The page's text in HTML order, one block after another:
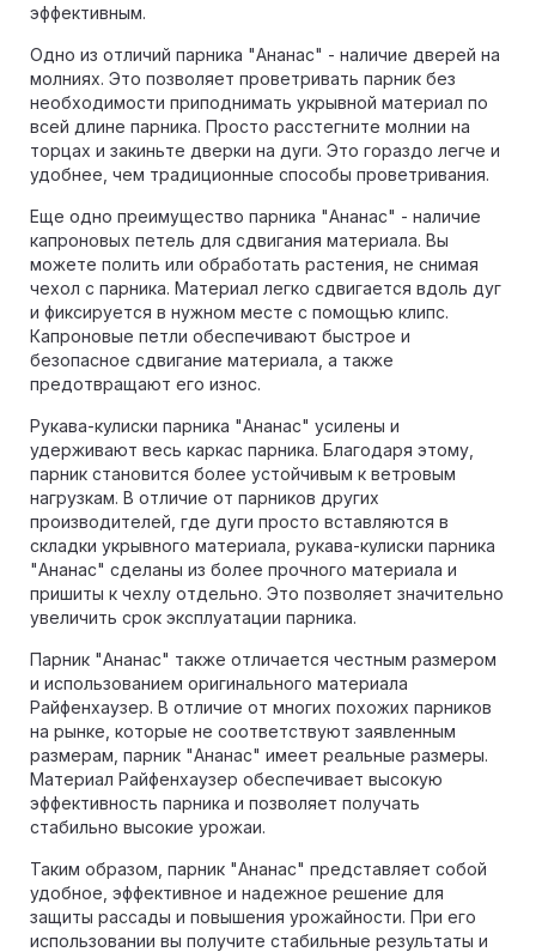
эффективным.
Одно из отличий парника "Ананас" - наличие дверей на
молниях. Это позволяет проветривать парник без
необходимости приподнимать укрывной материал по
всей длине парника. Просто расстегните молнии на
торцах и закиньте дверки на дуги. Это гораздо легче и
удобнее, чем традиционные способы проветривания.
Еще одно преимущество парника "Ананас" - наличие
капроновых петель для сдвигания материала. Вы
можете полить или обработать растения, не снимая
чехол с парника. Материал легко сдвигается вдоль дуг
и фиксируется в нужном месте с помощью клипс.
Капроновые петли обеспечивают быстрое и
безопасное сдвигание материала, а также
предотвращают его износ.
Рукава-кулиски парника "Ананас" усилены и
удерживают весь каркас парника. Благодаря этому,
парник становится более устойчивым к ветровым
нагрузкам. В отличие от парников других
производителей, где дуги просто вставляются в
складки укрывного материала, рукава-кулиски парника
"Ананас" сделаны из более прочного материала и
пришиты к чехлу отдельно. Это позволяет значительно
увеличить срок эксплуатации парника.
Парник "Ананас" также отличается честным размером
и использованием оригинального материала
Райфенхаузер. В отличие от многих похожих парников
на рынке, которые не соответствуют заявленным
размерам, парник "Ананас" имеет реальные размеры.
Материал Райфенхаузер обеспечивает высокую
эффективность парника и позволяет получать
стабильно высокие урожаи.
Таким образом, парник "Ананас" представляет собой
удобное, эффективное и надежное решение для
защиты рассады и повышения урожайности. При его
использовании вы получите стабильные результаты и